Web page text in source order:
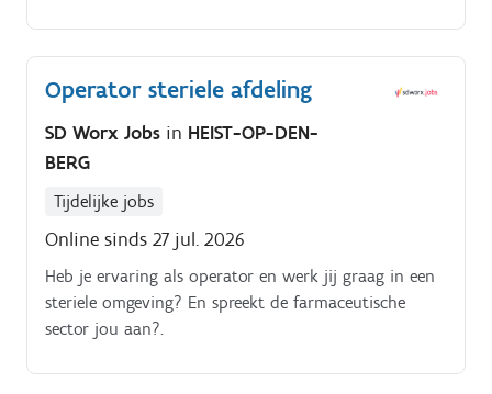
bedrijf.
Operator steriele afdeling
SD Worx Jobs in HEIST-OP-DEN-
BERG
Tijdelijke jobs
Online sinds 27 jul. 2026
Heb je ervaring als operator en werk jij graag in een
steriele omgeving? En spreekt de farmaceutische
sector jou aan?.